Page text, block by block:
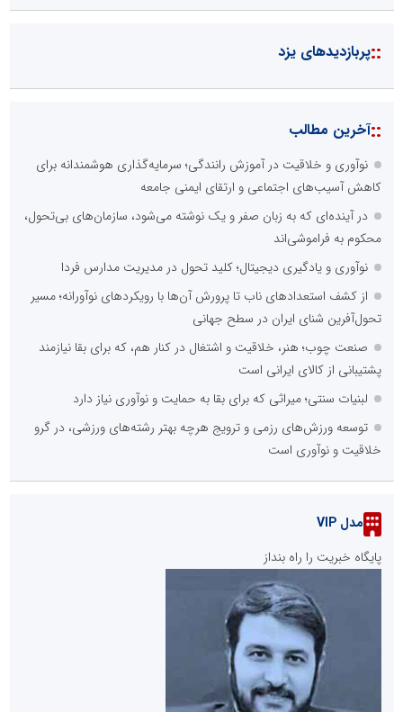
::پربازدیدهای یزد
::آخرین مطالب
نوآوری و خلاقیت در آموزش رانندگی؛ سرمایه‌گذاری هوشمندانه برای
کاهش آسیب‌های اجتماعی و ارتقای ایمنی جامعه
در آینده‌ای که به زبان صفر و یک نوشته می‌شود، سازمان‌های بی‌تحول،
محکوم به فراموشی‌اند
نوآوری و یادگیری دیجیتال؛ کلید تحول در مدیریت مدارس فردا
از کشف استعدادهای ناب تا پرورش آن‌ها با رویکردهای نوآورانه؛ مسیر
تحول‌آفرین شنای ایران در سطح جهانی
صنعت چوب؛ هنر، خلاقیت و اشتغال در کنار هم، که برای بقا نیازمند
پشتیبانی از کالای ایرانی است
لبنیات سنتی؛ میراثی که برای بقا به حمایت و نوآوری نیاز دارد
توسعه ورزش‌های رزمی و ترویج هرچه بهتر رشته‌های ورزشی، در گرو
خلاقیت و نوآوری است
مدل VIP
پایگاه خبریت را راه بنداز